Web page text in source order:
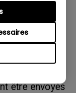
d’expédition
description
et (iii) d’une
Le
inscrit sur
être envoyés